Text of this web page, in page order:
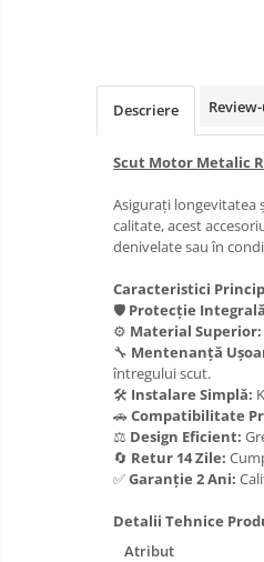
Carlige Iveco
Carlige Jaecoo
Carlige Jaecoo 5
Carlige Jaecoo 7
Carlige Kia EV4
Carlige Kia EV5
Carlige Kia PV5
Carlige Land Rover
Descriere
Scut Motor Metalic
Asigurați
calitate, acest
denivelate sau în
Caracteristici
🛡️ Protecție
⚙️ Material Superior:
🔧 Mentenanță
întregului scut.
🛠️ Instalare Simplă:
🚗Compatibilitate
⚖️ Design Eficient:
🔄 Retur 14 Zile:
✅Garanție 2 Ani:
Detalii Tehnice
Atribut